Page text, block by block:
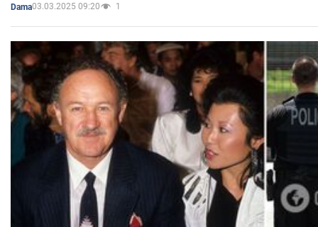
Dama03.03.2025 09:20 1